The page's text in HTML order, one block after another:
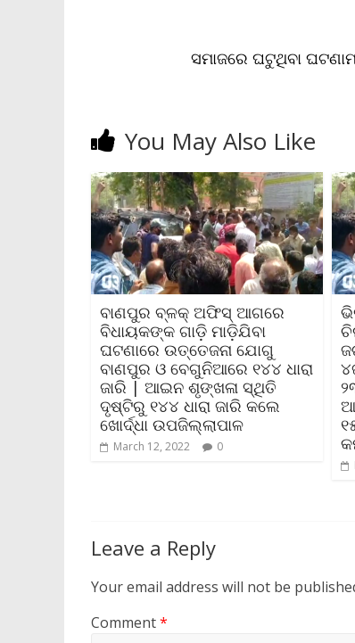
l
y
ସମାଜରେ ଘଟୁଥିବା
You May Also Like
ବାଣପୁର ବ୍ଳକ୍‌ ଅଫିସ୍‌ ଆଗରେ
ବିଧାୟକଙ୍କ ଗାଡ଼ି ମାଡ଼ିଯିବା
ଘଟଣାରେ ଉତ୍ତେଜନା ଯୋଗୁ
ବାଣପୁର ଓ ବେଗୁନିଆରେ ୧୪୪ ଧାରା
ଜାରି | ଆଇନ ଶୃଙ୍ଖଳା ସ୍ଥିତି
ଦୃଷ୍ଟିରୁ ୧୪୪ ଧାରା ଜାରି କଲେ
ଖୋର୍ଦ୍ଧା ଉପଜିଲ୍ଲାପାଳ
March 12, 2022 0
Leave a Reply
Your email address will not be
Comment*